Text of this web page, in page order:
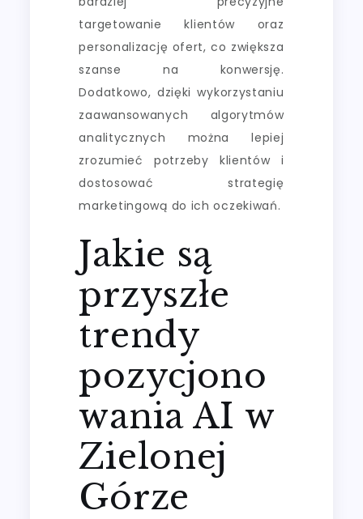
targetowanie klientów oraz
personalizację ofert, co zwiększa
szanse na konwersję.
Dodatkowo, dzięki wykorzystaniu
zaawansowanych algorytmów
analitycznych można lepiej
zrozumieć potrzeby klientów i
dostosować strategię
marketingową do ich oczekiwań.
Jakie są
przyszłe
trendy
pozycjono
wania AI w
Zielonej
Górze